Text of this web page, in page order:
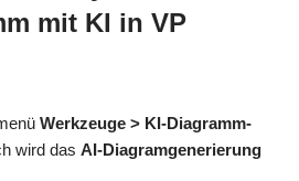
mit KI in VP
Werkzeuge > KI-Diagramm-
wird das AI-Diagramgenerierung